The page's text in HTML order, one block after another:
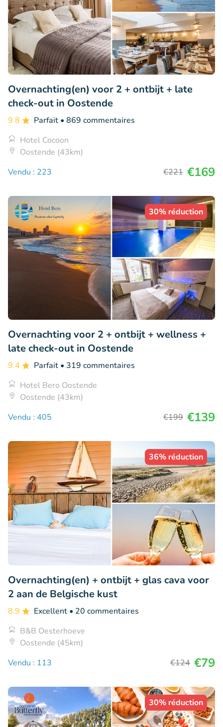
Overnachting(en) voor 2 + ontbijt + late
check-out in Oostende
9.8 Parfait • 869 commentaires
Hotel Cocoon
Oostende (43km)
Vendu : 223
€221 €169
30% réduction
Overnachting voor 2 + ontbijt + wellness +
late check-out in Oostende
9.4 Parfait • 319 commentaires
Hotel Bero Oostende
Oostende (43km)
Vendu : 405
€199 €139
36% réduction
Overnachting(en) + ontbijt + glas cava voor
2 aan de Belgische kust
8.9 Excellent • 20 commentaires
B&B Oesterhoeve
Oostende (45km)
Vendu : 113
€124 €79
30% réduction